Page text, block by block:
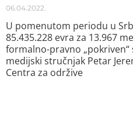
06.04.2022.
U pomenutom periodu u
85.435.228 evra za 13.967
formalno-pravno
medijski stručnjak Petar
Centra za održive